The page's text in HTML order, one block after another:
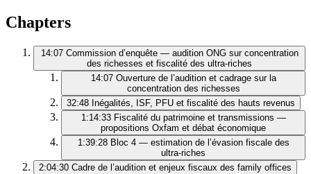
Chapters
14:07 Commission d’enquête — audition ONG sur concentration
des richesses et fiscalité des ultra-riches
14:07 Ouverture de l’audition et cadrage sur la
concentration des richesses
32:48 Inégalités, ISF, PFU et fiscalité des hauts revenus
1:14:33 Fiscalité du patrimoine et transmissions —
propositions Oxfam et débat économique
1:39:28 Bloc 4 — estimation de l’évasion fiscale des
ultra-riches
2:04:30 Cadre de l’audition et enjeux fiscaux des family offices